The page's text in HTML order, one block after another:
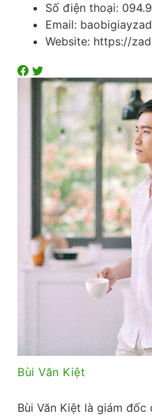
Số điện thoại:
Email:
Website: https://
Bùi Văn Kiệt
Bùi Văn Kiệt là giám